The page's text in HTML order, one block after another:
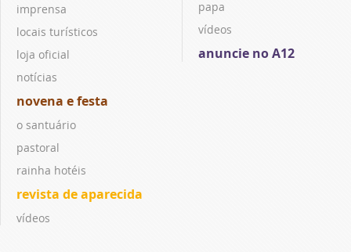
imprensa
locais turísticos
loja oficial
notícias
novena e festa
o santuário
pastoral
rainha hotéis
revista de aparecida
vídeos
papa
vídeos
anuncie no A12